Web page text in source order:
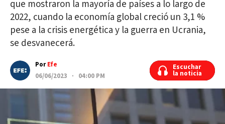
que mostraron la mayoría de países a lo largo de
2022, cuando la economía global creció un 3,1 %
pese a la crisis energética y la guerra en Ucrania,
se desvanecerá.
PorEfe
06/06/2023 · 04:00 PM
Escuchar
la noticia
Escuchar
la noticia